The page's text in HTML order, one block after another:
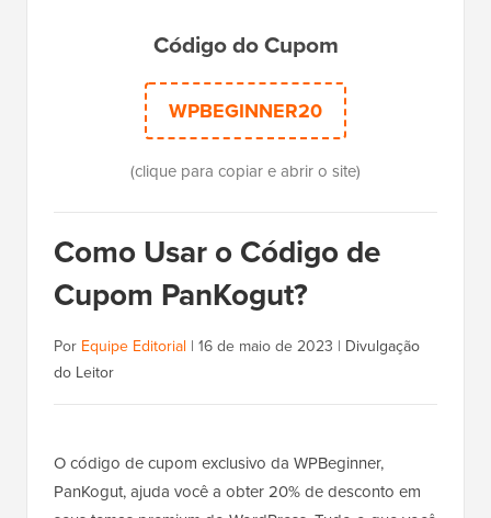
Código do Cupom
WPBEGINNER20
(clique para copiar e abrir o site)
Como Usar o Código de
Cupom PanKogut?
Por Equipe Editorial | 16 de maio de 2023 | Divulgação
do Leitor
O código de cupom exclusivo da WPBeginner,
PanKogut, ajuda você a obter 20% de desconto em